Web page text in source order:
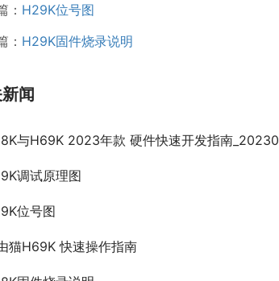
： H29K位号图
： H29K固件烧录说明
闻
与H69K 2023年款 硬件快速开发指南_20230912
调试原理图
位号图
猫H69K 快速操作指南